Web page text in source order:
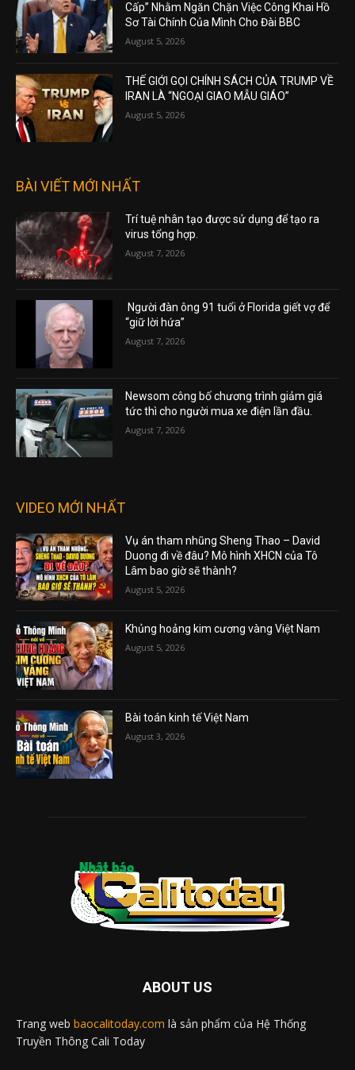
Cấp” Nhằm Ngăn Chặn Việc Công Khai Hồ
Sơ Tài Chính Của Mình Cho Đài BBC
August 5, 2026
THẾ GIỚI GỌI CHÍNH SÁCH CỦA TRUMP VỀ
IRAN LÀ “NGOẠI GIAO MẪU GIÁO”
August 5, 2026
BÀI VIẾT MỚI NHẤT
Trí tuệ nhân tạo được sử dụng để tạo ra
virus tổng hợp.
August 7, 2026
Người đàn ông 91 tuổi ở Florida giết vợ để
“giữ lời hứa”
August 7, 2026
Newsom công bố chương trình giảm giá
tức thì cho người mua xe điện lần đầu.
August 7, 2026
VIDEO MỚI NHẤT
Vụ án tham nhũng Sheng Thao – David
Duong đi về đâu? Mô hình XHCN của Tô
Lâm bao giờ sẽ thành?
August 5, 2026
Khủng hoảng kim cương vàng Việt Nam
August 5, 2026
Bài toán kinh tế Việt Nam
August 3, 2026
ABOUT US
Trang web baocalitoday.com là sản phẩm của Hệ Thống
Truyền Thông Cali Today